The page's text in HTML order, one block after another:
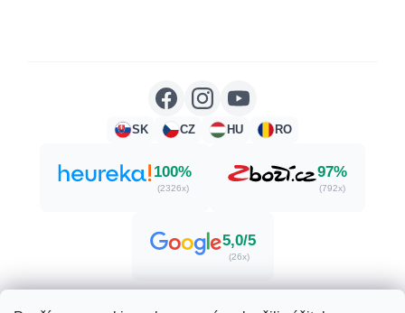
SK CZ HU RO
100%
(2326x)
97%
(792x)
5,0/5
(26x)